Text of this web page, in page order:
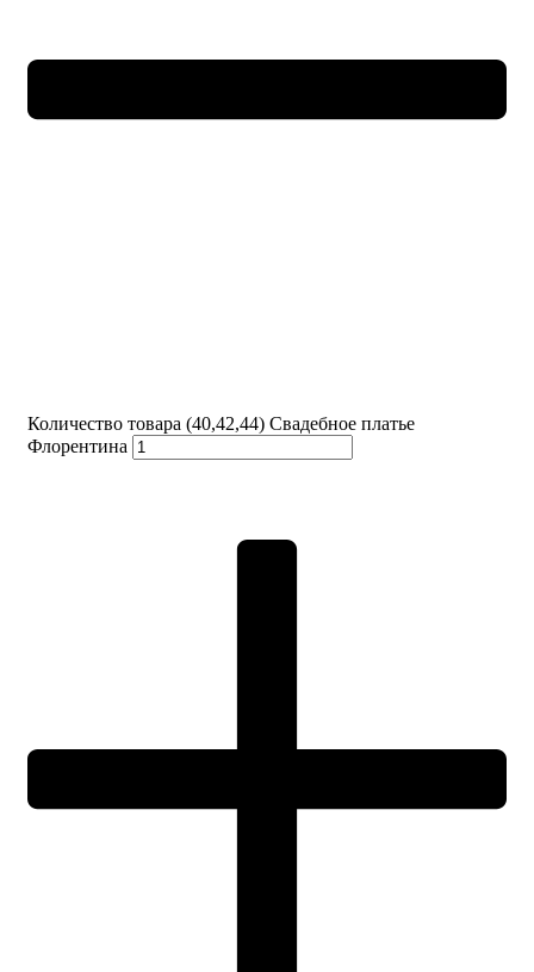
Количество товара (40,42,44) Свадебное платье
Флорентина